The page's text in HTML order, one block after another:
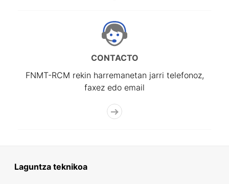
CONTACTO
FNMT-RCM rekin harremanetan jarri telefonoz,
faxez edo email
Laguntza teknikoa